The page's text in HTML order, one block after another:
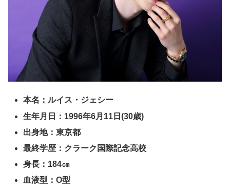
本名：ルイス・ジェシー
生年月日：1996年6月11日(30歳)
出身地：東京都
最終学歴：クラーク国際記念高校
身長：184㎝
血液型：O型